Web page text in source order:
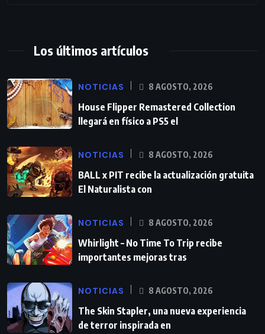
Los últimos artículos
NOTICIAS 8 AGOSTO, 2026
House Flipper Remastered Collection
llegará en físico a PS5 el
NOTICIAS 8 AGOSTO, 2026
BALL x PIT recibe la actualización gratuita
El Naturalista con
NOTICIAS 8 AGOSTO, 2026
Whirlight – No Time To Trip recibe
importantes mejoras tras
NOTICIAS 8 AGOSTO, 2026
The Skin Stapler, una nueva experiencia
de terror inspirada en